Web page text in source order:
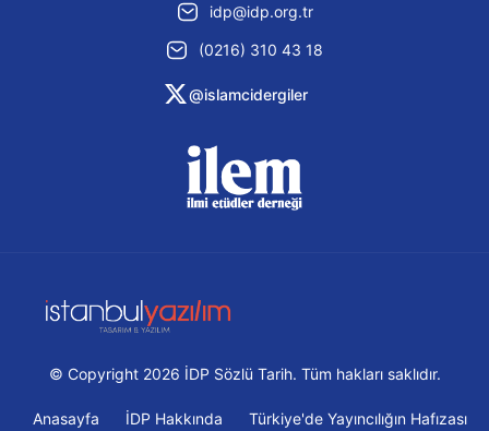
idp@idp.org.tr
(0216) 310 43 18
@islamcidergiler
© Copyright 2026 İDP Sözlü Tarih. Tüm hakları saklıdır.
Anasayfa İDP Hakkında Türkiye'de Yayıncılığın Hafızası